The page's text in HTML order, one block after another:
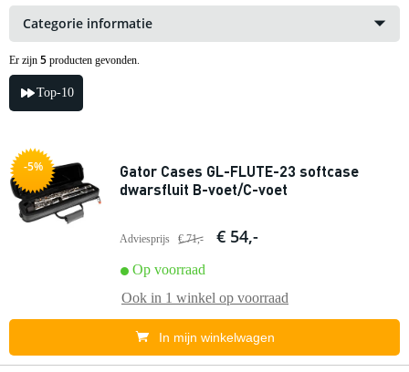
Categorie informatie
Er zijn 5 producten gevonden.
Top-10
-5%
Gator Cases GL-FLUTE-23 softcase
dwarsfluit B-voet/C-voet
Adviesprijs € 71,- € 54,-
Op voorraad
Ook in 1 winkel op voorraad
In mijn winkelwagen